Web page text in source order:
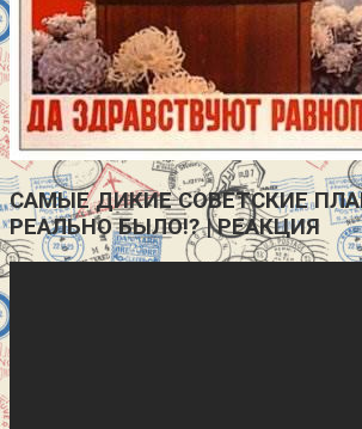
САМЫЕ ДИКИЕ СОВЕТСКИЕ
РЕАЛЬНО БЫЛО!? | РЕАКЦИЯ